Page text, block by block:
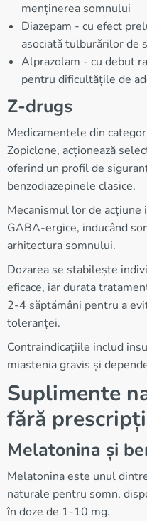
menținerea somnului
Diazepam - cu efect
asociată tulburărilor de
Alprazolam - cu debut
pentru dificultățile de
Z-drugs
Medicamentele din
Zopiclone, acționează
oferind un profil de
benzodiazepinele clasice.
Mecanismul lor de
GABA-ergice, inducând
arhitectura somnului.
Dozarea se stabilește
eficace, iar durata
2-4 săptămâni pentru a
toleranței.
Contraindicațiile includ
miastenia gravis și
Suplimente
fără
Melatonina și
Melatonina este unul
naturale pentru somn,
în doze de 1-10 mg.